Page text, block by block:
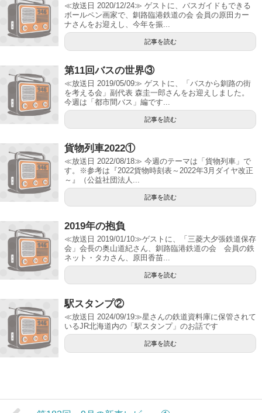
≪放送日 2020/12/24≫ ゲストに、バスガイドもできる
ボールペン画家で、釧路臨港鉄道の会 会員の原田カー
ナさんをお迎えし、今年を振...
記事を読む
第11回バスの世界③
≪放送日 2019/05/09≫ ゲストに、「バスから釧路の街
を考える会」副代表 森圭一郎さんをお迎えしました。
今週は「都市間バス」編です...
記事を読む
貨物列車2022①
≪放送日 2022/08/18≫ 今週のテーマは「貨物列車」で
す。※参考は『2022貨物時刻表～2022年3月ダイヤ改正
～』（公益社団法人...
記事を読む
2019年の抱負
≪放送日 2019/01/10≫ゲストに、「三菱大夕張鉄道保存
会」会長の奥山道紀さん、釧路臨港鉄道の会 会員の鉄
ネット・タカさん、原田香苗...
記事を読む
駅スタンプ②
≪放送日 2024/09/19≫星さんの鉄道資料庫に保管されて
いるJR北海道内の「駅スタンプ」のお話です
記事を読む